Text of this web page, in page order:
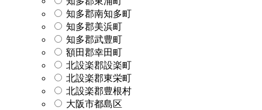
知多郡南知多町
知多郡美浜町
知多郡武豊町
額田郡幸田町
北設楽郡設楽町
北設楽郡東栄町
北設楽郡豊根村
大阪市都島区